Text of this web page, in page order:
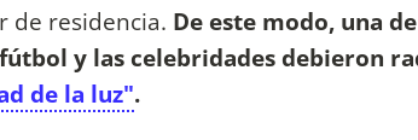
de residencia. De este modo, una
y las celebridades debieron
de la luz".